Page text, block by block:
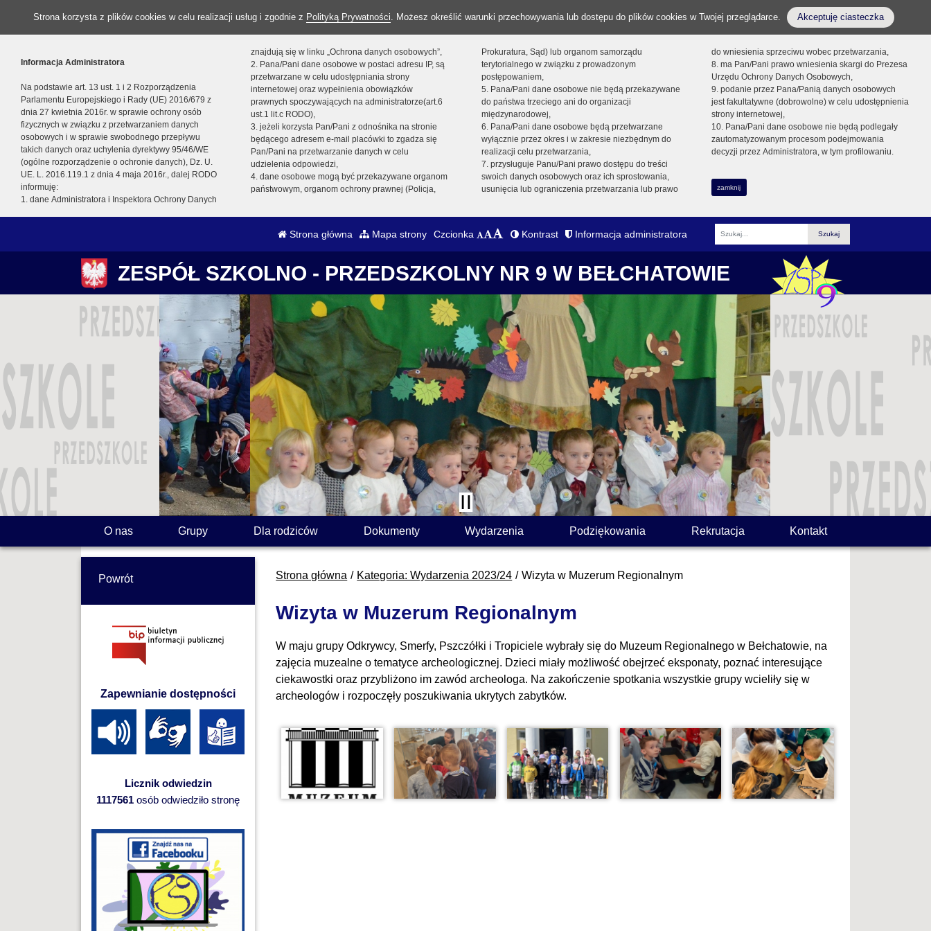
Strona korzysta z plików cookies w celu realizacji usług i zgodnie z Polityką Prywatności. Możesz określić warunki przechowywania lub dostępu do plików cookies w Twojej przeglądarce. Akceptuję ciasteczka
Informacja Administratora
Na podstawie art. 13 ust. 1 i 2 Rozporządzenia
Parlamentu Europejskiego i Rady (UE) 2016/679 z
dnia 27 kwietnia 2016r. w sprawie ochrony osób
fizycznych w związku z przetwarzaniem danych
osobowych i w sprawie swobodnego przepływu
takich danych oraz uchylenia dyrektywy 95/46/WE
(ogólne rozporządzenie o ochronie danych), Dz. U.
UE. L. 2016.119.1 z dnia 4 maja 2016r., dalej RODO
informuję:
1. dane Administratora i Inspektora Ochrony Danych
znajdują się w linku „Ochrona danych osobowych”,
2. Pana/Pani dane osobowe w postaci adresu IP, są
przetwarzane w celu udostępniania strony
internetowej oraz wypełnienia obowiązków
prawnych spoczywających na administratorze(art.6
ust.1 lit.c RODO),
3. jeżeli korzysta Pan/Pani z odnośnika na stronie
będącego adresem e-mail placówki to zgadza się
Pan/Pani na przetwarzanie danych w celu
udzielenia odpowiedzi,
4. dane osobowe mogą być przekazywane organom
państwowym, organom ochrony prawnej (Policja,
Prokuratura, Sąd) lub organom samorządu
terytorialnego w związku z prowadzonym
postępowaniem,
5. Pana/Pani dane osobowe nie będą przekazywane
do państwa trzeciego ani do organizacji
międzynarodowej,
6. Pana/Pani dane osobowe będą przetwarzane
wyłącznie przez okres i w zakresie niezbędnym do
realizacji celu przetwarzania,
7. przysługuje Panu/Pani prawo dostępu do treści
swoich danych osobowych oraz ich sprostowania,
usunięcia lub ograniczenia przetwarzania lub prawo
do wniesienia sprzeciwu wobec przetwarzania,
8. ma Pan/Pani prawo wniesienia skargi do Prezesa
Urzędu Ochrony Danych Osobowych,
9. podanie przez Pana/Panią danych osobowych
jest fakultatywne (dobrowolne) w celu udostępnienia
strony internetowej,
10. Pana/Pani dane osobowe nie będą podlegały
zautomatyzowanym procesom podejmowania
decyzji przez Administratora, w tym profilowaniu.
zamknij
Strona główna Mapa strony Czcionka Kontrast Informacja administratora
Fraza
ZESPÓŁ SZKOLNO - PRZEDSZKOLNY NR 9 W BEŁCHATOWIE
O nas Grupy Dla rodziców Dokumenty Wydarzenia Podziękowania Rekrutacja Kontakt
Strona główna Kategoria: Wydarzenia 2023/24 Wizyta w Muzerum Regionalnym
Wizyta w Muzerum Regionalnym
W maju grupy Odkrywcy, Smerfy, Pszczółki i Tropiciele wybrały się do Muzeum Regionalnego w Bełchatowie, na
zajęcia muzealne o tematyce archeologicznej. Dzieci miały możliwość obejrzeć eksponaty, poznać interesujące
ciekawostki oraz przybliżono im zawód archeologa. Na zakończenie spotkania wszystkie grupy wcieliły się w
archeologów i rozpoczęły poszukiwania ukrytych zabytków.
Powrót
Zapewnianie dostępności
Licznik odwiedzin
1117561 osób odwiedziło stronę